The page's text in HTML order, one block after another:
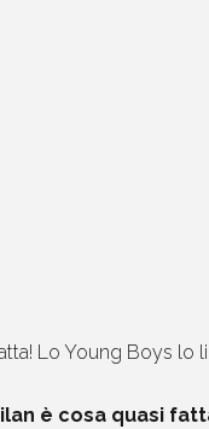
è cosa quasi